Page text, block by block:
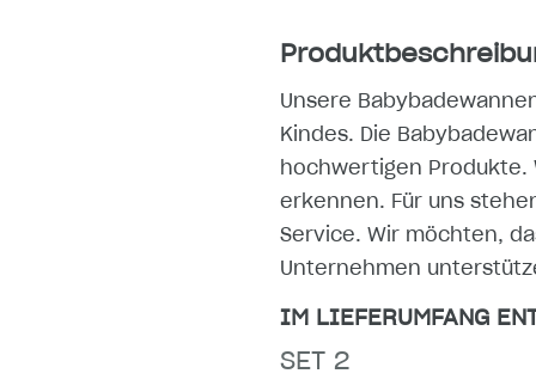
Unsere
Kindes. Die
hochwertigen Produkte.
erkennen. Für uns
Service. Wir möchten,
Unternehmen
IM LIEFERUMFANG
SET 2